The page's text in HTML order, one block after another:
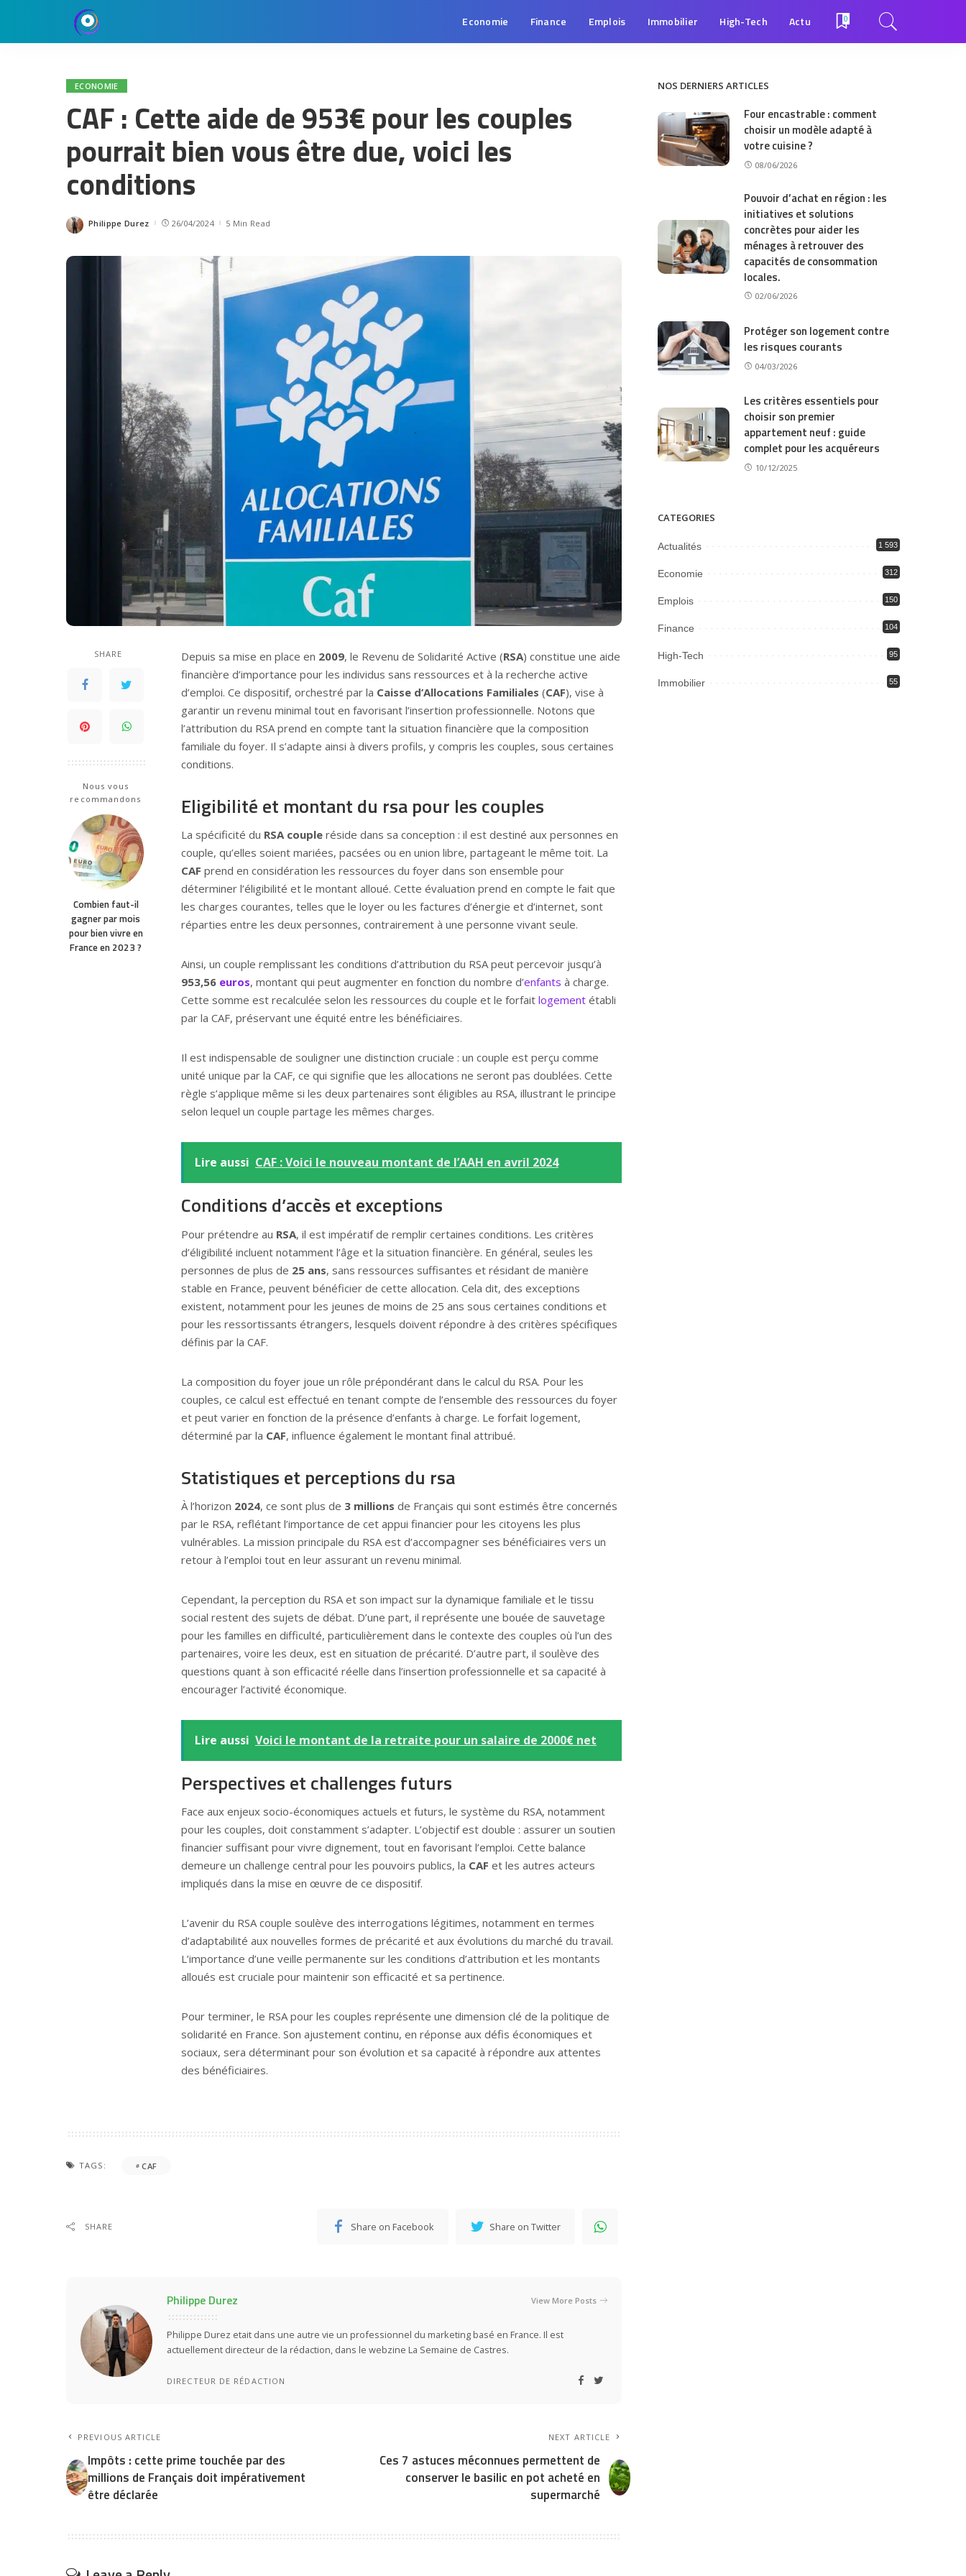
Economie Finance Emplois Immobilier High-Tech Actu 0
ECONOMIE
CAF : Cette aide de 953€ pour les couples
pourrait bien vous être due, voici les
conditions
Posted
Philippe Durez 26/04/2024 5 Min Read
SHARE
Nous vous
recommandons
Combien faut-il
gagner par mois
pour bien vivre en
France en 2023 ?
Depuis sa mise en place en 2009, le Revenu de Solidarité Active (RSA) constitue une aide
financière d’importance pour les individus sans ressources et à la recherche active
d’emploi. Ce dispositif, orchestré par la Caisse d’Allocations Familiales (CAF), vise à
garantir un revenu minimal tout en favorisant l’insertion professionnelle. Notons que
l’attribution du RSA prend en compte tant la situation financière que la composition
familiale du foyer. Il s’adapte ainsi à divers profils, y compris les couples, sous certaines
conditions.
Eligibilité et montant du rsa pour les couples
La spécificité du RSA couple réside dans sa conception : il est destiné aux personnes en
couple, qu’elles soient mariées, pacsées ou en union libre, partageant le même toit. La
CAF prend en considération les ressources du foyer dans son ensemble pour
déterminer l’éligibilité et le montant alloué. Cette évaluation prend en compte le fait que
les charges courantes, telles que le loyer ou les factures d’énergie et d’internet, sont
réparties entre les deux personnes, contrairement à une personne vivant seule.
Ainsi, un couple remplissant les conditions d’attribution du RSA peut percevoir jusqu’à
953,56 euros, montant qui peut augmenter en fonction du nombre d’enfants à charge.
Cette somme est recalculée selon les ressources du couple et le forfait logement établi
par la CAF, préservant une équité entre les bénéficiaires.
Il est indispensable de souligner une distinction cruciale : un couple est perçu comme
unité unique par la CAF, ce qui signifie que les allocations ne seront pas doublées. Cette
règle s’applique même si les deux partenaires sont éligibles au RSA, illustrant le principe
selon lequel un couple partage les mêmes charges.
Lire aussi CAF : Voici le nouveau montant de l’AAH en avril 2024
Conditions d’accès et exceptions
Pour prétendre au RSA, il est impératif de remplir certaines conditions. Les critères
d’éligibilité incluent notamment l’âge et la situation financière. En général, seules les
personnes de plus de 25 ans, sans ressources suffisantes et résidant de manière
stable en France, peuvent bénéficier de cette allocation. Cela dit, des exceptions
existent, notamment pour les jeunes de moins de 25 ans sous certaines conditions et
pour les ressortissants étrangers, lesquels doivent répondre à des critères spécifiques
définis par la CAF.
La composition du foyer joue un rôle prépondérant dans le calcul du RSA. Pour les
couples, ce calcul est effectué en tenant compte de l’ensemble des ressources du foyer
et peut varier en fonction de la présence d’enfants à charge. Le forfait logement,
déterminé par la CAF, influence également le montant final attribué.
Statistiques et perceptions du rsa
À l’horizon 2024, ce sont plus de 3 millions de Français qui sont estimés être concernés
par le RSA, reflétant l’importance de cet appui financier pour les citoyens les plus
vulnérables. La mission principale du RSA est d’accompagner ses bénéficiaires vers un
retour à l’emploi tout en leur assurant un revenu minimal.
Cependant, la perception du RSA et son impact sur la dynamique familiale et le tissu
social restent des sujets de débat. D’une part, il représente une bouée de sauvetage
pour les familles en difficulté, particulièrement dans le contexte des couples où l’un des
partenaires, voire les deux, est en situation de précarité. D’autre part, il soulève des
questions quant à son efficacité réelle dans l’insertion professionnelle et sa capacité à
encourager l’activité économique.
Lire aussi Voici le montant de la retraite pour un salaire de 2000€ net
Perspectives et challenges futurs
Face aux enjeux socio-économiques actuels et futurs, le système du RSA, notamment
pour les couples, doit constamment s’adapter. L’objectif est double : assurer un soutien
financier suffisant pour vivre dignement, tout en favorisant l’emploi. Cette balance
demeure un challenge central pour les pouvoirs publics, la CAF et les autres acteurs
impliqués dans la mise en œuvre de ce dispositif.
L’avenir du RSA couple soulève des interrogations légitimes, notamment en termes
d’adaptabilité aux nouvelles formes de précarité et aux évolutions du marché du travail.
L’importance d’une veille permanente sur les conditions d’attribution et les montants
alloués est cruciale pour maintenir son efficacité et sa pertinence.
Pour terminer, le RSA pour les couples représente une dimension clé de la politique de
solidarité en France. Son ajustement continu, en réponse aux défis économiques et
sociaux, sera déterminant pour son évolution et sa capacité à répondre aux attentes
des bénéficiaires.
TAGS: CAF
SHARE Share on Facebook Share on Twitter
Philippe Durez View More Posts
Philippe Durez etait dans une autre vie un professionnel du marketing basé en France. Il est
actuellement directeur de la rédaction, dans le webzine La Semaine de Castres.
DIRECTEUR DE RÉDACTION
PREVIOUS ARTICLE
Impôts : cette prime touchée par des
millions de Français doit impérativement
être déclarée
NEXT ARTICLE
Ces 7 astuces méconnues permettent de
conserver le basilic en pot acheté en
supermarché
NOS DERNIERS ARTICLES
Four encastrable : comment
choisir un modèle adapté à
votre cuisine ?
08/06/2026
Pouvoir d’achat en région : les
initiatives et solutions
concrètes pour aider les
ménages à retrouver des
capacités de consommation
locales.
02/06/2026
Protéger son logement contre
les risques courants
04/03/2026
Les critères essentiels pour
choisir son premier
appartement neuf : guide
complet pour les acquéreurs
10/12/2025
CATEGORIES
Actualités 1 593
Economie 312
Emplois 150
Finance 104
High-Tech 95
Immobilier 55